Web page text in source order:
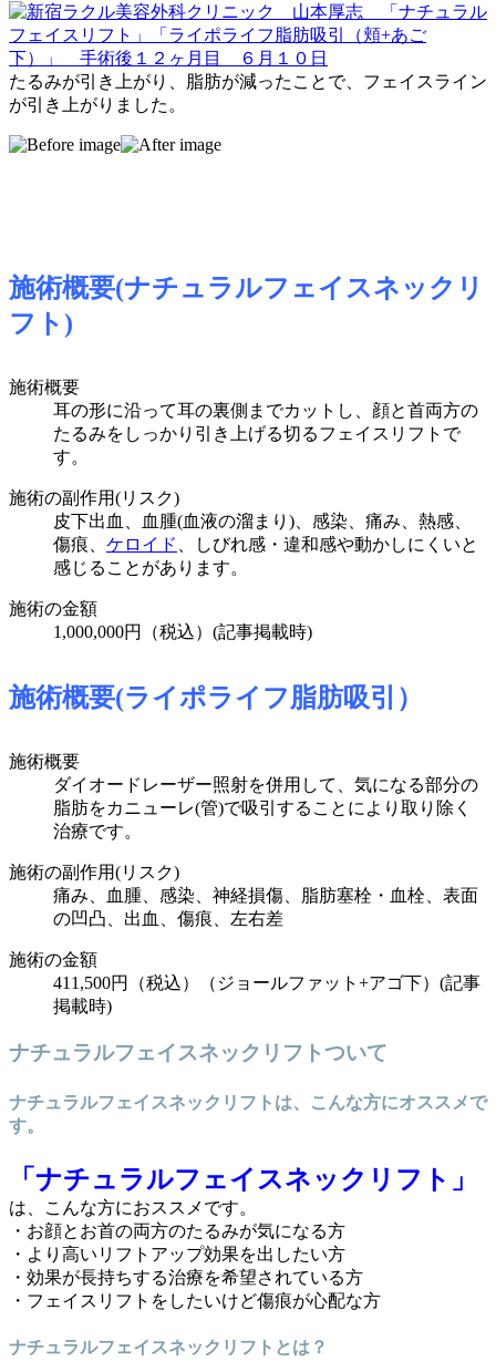
たるみが引き上がり、脂肪が減ったことで、フェイスライン
が引き上がりました。
施術概要(ナチュラルフェイスネックリ
フト)
施術概要
耳の形に沿って耳の裏側までカットし、顔と首両方の
たるみをしっかり引き上げる切るフェイスリフトで
す。
施術の副作用(リスク)
皮下出血、血腫(血液の溜まり)、感染、痛み、熱感、
傷痕、 ケロイド
、しびれ感・違和感や動かしにくいと
感じることがあります。
施術の金額
1,000,000円（税込）(記事掲載時)
施術概要(ライポライフ脂肪吸引）
施術概要
ダイオードレーザー照射を併用して、気になる部分の
脂肪をカニューレ(管)で吸引することにより取り除く
治療です。
施術の副作用(リスク)
痛み、血腫、感染、神経損傷、脂肪塞栓・血栓、表面
の凹凸、出血、傷痕、左右差
施術の金額
411,500円（税込）（ジョールファット+アゴ下）(記事
掲載時)
ナチュラルフェイスネックリフトついて
ナチュラルフェイスネックリフトは、こんな方にオススメで
す。
「ナチュラルフェイスネックリフト」
は、こんな方におススメです。
・お顔とお首の両方のたるみが気になる方
・より高いリフトアップ効果を出したい方
・効果が長持ちする治療を希望されている方
・フェイスリフトをしたいけど傷痕が心配な方
ナチュラルフェイスネックリフトとは？